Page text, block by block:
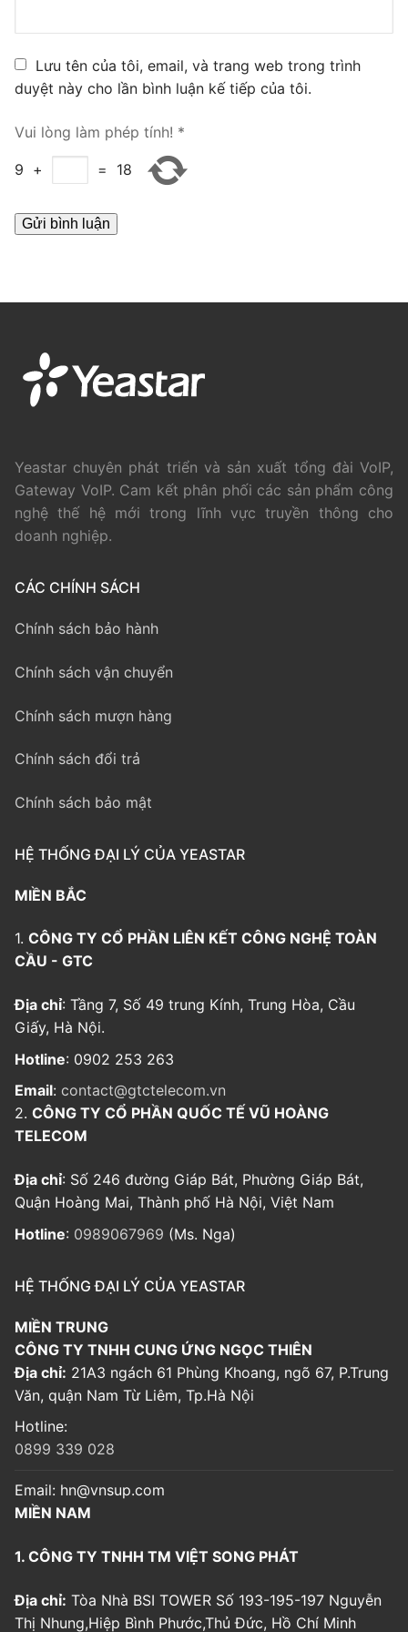
PRI VoIP Gateway TE200
BRI VoIP Gateway
LIÊN HỆ
TIN TỨC
HƯỚNG DẪN
Lưu tên của tôi, email, và trang web trong trình
duyệt này cho lần bình luận kế tiếp của tôi.
Vui lòng làm phép tính! *
9 + = 18
Yeastar chuyên phát triển và sản xuất tổng đài VoIP,
Gateway VoIP. Cam kết phân phối các sản phẩm công
nghệ thế hệ mới trong lĩnh vực truyền thông cho
doanh nghiệp.
CÁC CHÍNH SÁCH
Chính sách bảo hành
Chính sách vận chuyển
Chính sách mượn hàng
Chính sách đổi trả
Chính sách bảo mật
HỆ THỐNG ĐẠI LÝ CỦA YEASTAR
MIỀN BẮC
1. CÔNG TY CỔ PHẦN LIÊN KẾT CÔNG NGHỆ TOÀN
CẦU - GTC
Địa chỉ: Tầng 7, Số 49 trung Kính, Trung Hòa, Cầu
Giấy, Hà Nội.
Hotline: 0902 253 263
Email: contact@gtctelecom.vn
2. CÔNG TY CỔ PHẦN QUỐC TẾ VŨ HOÀNG
TELECOM
Địa chỉ: Số 246 đường Giáp Bát, Phường Giáp Bát,
Quận Hoàng Mai, Thành phố Hà Nội, Việt Nam
Hotline: 0989067969 (Ms. Nga)
HỆ THỐNG ĐẠI LÝ CỦA YEASTAR
MIỀN TRUNG
CÔNG TY TNHH CUNG ỨNG NGỌC THIÊN
Địa chỉ: 21A3 ngách 61 Phùng Khoang, ngõ 67, P.Trung
Văn, quận Nam Từ Liêm, Tp.Hà Nội
Hotline:
0899 339 028
Email: hn@vnsup.com
MIỀN NAM
1. CÔNG TY TNHH TM VIỆT SONG PHÁT
Địa chỉ: Tòa Nhà BSI TOWER Số 193-195-197 Nguyễn
Thị Nhung,Hiệp Bình Phước,Thủ Đức, Hồ Chí Minh